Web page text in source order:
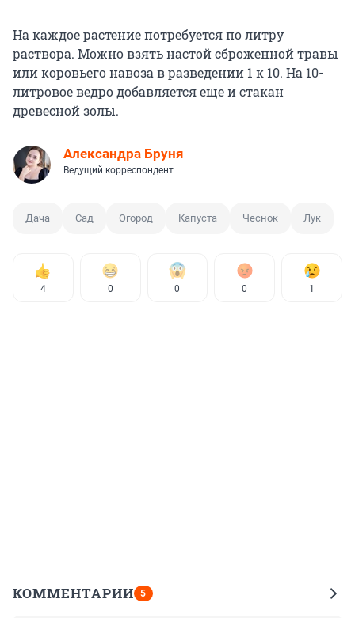
На каждое растение потребуется по литру
раствора. Можно взять настой сброженной травы
или коровьего навоза в разведении 1 к 10. На 10-
литровое ведро добавляется еще и стакан
древесной золы.
Александра Бруня
Ведущий корреспондент
Дача Сад Огород Капуста Чеснок Лук
4 0 0 0 1
КОММЕНТАРИИ 5